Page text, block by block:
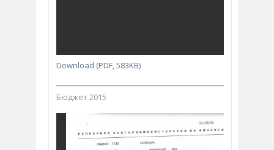
Download (PDF, 583KB)
Бюджет 2015